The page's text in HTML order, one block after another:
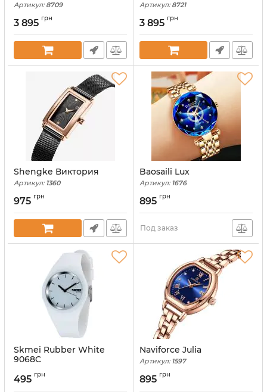
Артикул:8709
3 895 грн
Артикул:8721
3 895 грн
Shengke Виктория
Артикул:1360
975 грн
Baosaili Lux
Артикул:1676
895 грн
Под заказ
Skmei Rubber White
9068C
495 грн
Naviforce Julia
Артикул:1597
895 грн